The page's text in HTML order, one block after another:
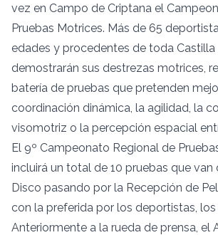
vez en Campo de Criptana el
Pruebas Motrices. Más de 65
edades y procedentes de toda Castilla
demostrarán sus destrezas motrices,
batería de pruebas que pretenden
coordinación dinámica, la agilidad, la
visomotriz o la percepción espacial
El 9º Campeonato Regional de
incluirá un total de 10 pruebas que van
Disco pasando por la Recepción de
con la preferida por los deportistas, los
Anteriormente a la rueda de prensa, el